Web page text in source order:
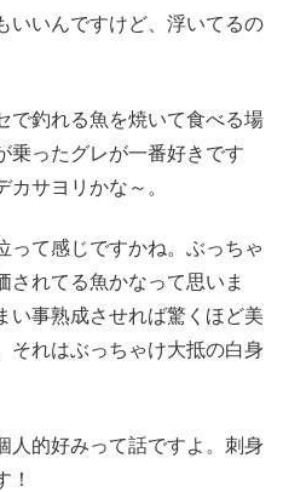
いいんですけど、浮いてるの
で釣れる魚を焼いて食べる場
乗ったグレが一番好きです
サヨリかな～。
って感じですかね。ぶっちゃ
されてる魚かなって思いま
い事熟成させれば驚くほど美
それはぶっちゃけ大抵の白身
人的好みって話ですよ。刺身
！